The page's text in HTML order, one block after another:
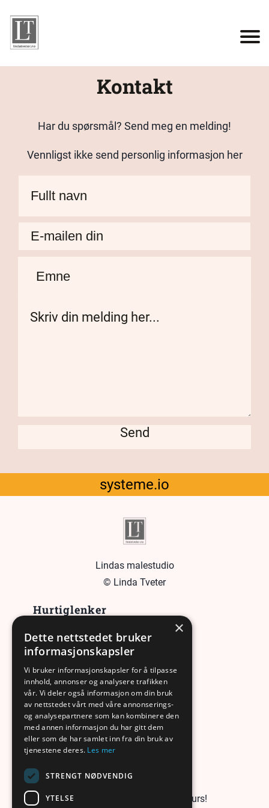
Kontakt
Har du spørsmål? Send meg en melding!
Vennligst ikke send personlig informasjon her
Send
systeme.io
Lindas malestudio
© Linda Tveter
Hurtiglenker
Hjem
Artikler
Om meg
Kontakt
Malekurs
Kom i gang med Lindas malekurs!
×
Dette nettstedet bruker
informasjonskapsler
Vi bruker informasjonskapsler for å tilpasse
innhold, annonser og analysere trafikken
vår. Vi deler også informasjon om din bruk
av nettstedet vårt med våre annonserings-
og analysepartnere som kan kombinere den
med annen informasjon du har gitt dem
eller som de har samlet inn fra din bruk av
tjenestene deres. Les mer
STRENGT NØDVENDIG
YTELSE